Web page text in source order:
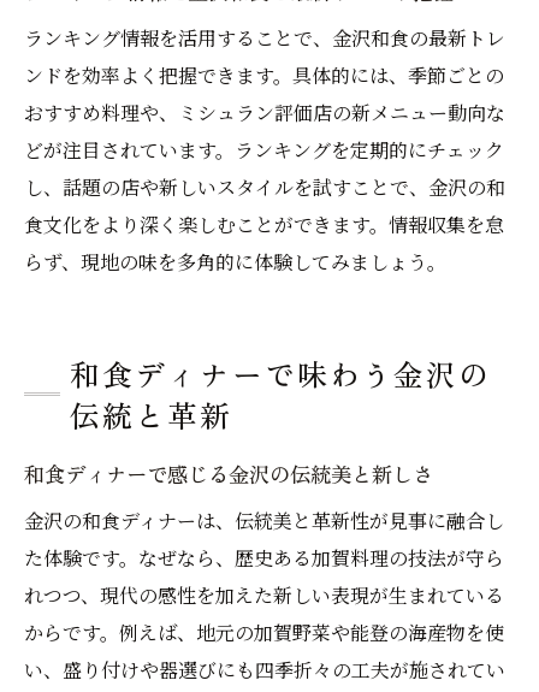
ランキング情報を活用することで、金沢和食の最新トレ
ンドを効率よく把握できます。具体的には、季節ごとの
おすすめ料理や、ミシュラン評価店の新メニュー動向な
どが注目されています。ランキングを定期的にチェック
し、話題の店や新しいスタイルを試すことで、金沢の和
食文化をより深く楽しむことができます。情報収集を怠
らず、現地の味を多角的に体験してみましょう。
和食ディナーで味わう金沢の
伝統と革新
和食ディナーで感じる金沢の伝統美と新しさ
金沢の和食ディナーは、伝統美と革新性が見事に融合し
た体験です。なぜなら、歴史ある加賀料理の技法が守ら
れつつ、現代の感性を加えた新しい表現が生まれている
からです。例えば、地元の加賀野菜や能登の海産物を使
い、盛り付けや器選びにも四季折々の工夫が施されてい